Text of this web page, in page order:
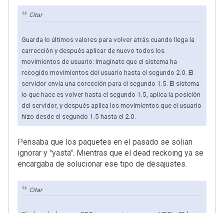
Citar
Guarda lo últimos valores para volver atrás cuando llega la
carrección y después aplicar de nuevo todos los
movimientos de usuario: Imaginate que el sistema ha
recogido movimientos del usuario hasta el segundo 2.0. El
servidor envía una corección para el segundo 1.5. El sistema
lo que hace es volver hasta el segundo 1.5, aplica la posición
del servidor, y después aplica los movimientos que el usuario
hizo desde el segundo 1.5 hasta el 2.0.
Pensaba que los paquetes en el pasado se solian
ignorar y "yasta". Mientras que el dead reckoing ya se
encargaba de solucionar ese tipo de desajustes.
Citar